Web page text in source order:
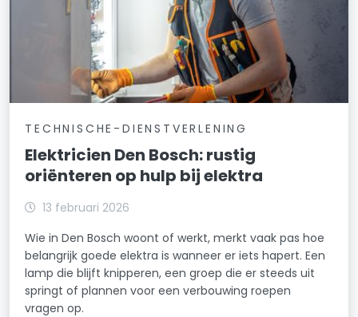
TECHNISCHE-DIENSTVERLENING
Elektricien Den Bosch: rustig
oriënteren op hulp bij elektra
13 februari 2026
Wie in Den Bosch woont of werkt, merkt vaak pas hoe
belangrijk goede elektra is wanneer er iets hapert. Een
lamp die blijft knipperen, een groep die er steeds uit
springt of plannen voor een verbouwing roepen
vragen op.